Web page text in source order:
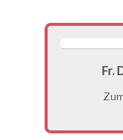
Fr.